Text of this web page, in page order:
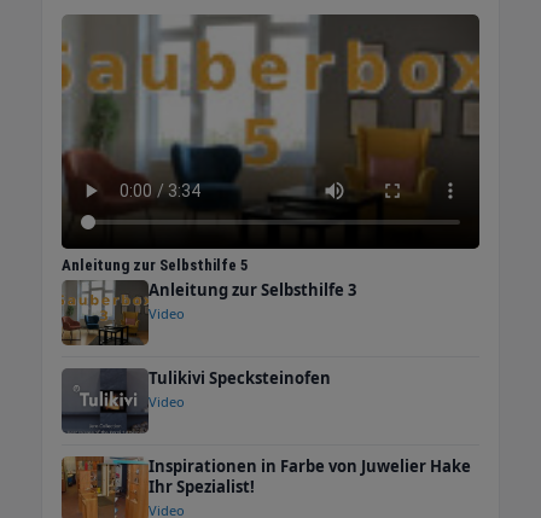
Anleitung zur Selbsthilfe 5
Anleitung zur Selbsthilfe 3
Video
Tulikivi Specksteinofen
Video
Inspirationen in Farbe von Juwelier Hake
Ihr Spezialist!
Video